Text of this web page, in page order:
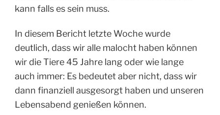
kann falls es sein muss.
In diesem Bericht letzte Woche wurde
deutlich, dass wir alle malocht haben können
wir die Tiere 45 Jahre lang oder wie lange
auch immer: Es bedeutet aber nicht, dass wir
dann finanziell ausgesorgt haben und unseren
Lebensabend genießen können.